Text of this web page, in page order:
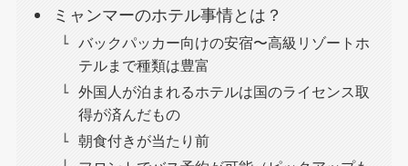
ミャンマーのホテル事情とは？
バックパッカー向けの安宿〜高級リゾートホ
テルまで種類は豊富
外国人が泊まれるホテルは国のライセンス取
得が済んだもの
朝食付きが当たり前